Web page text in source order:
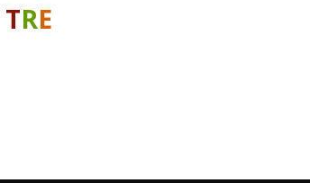
TRE